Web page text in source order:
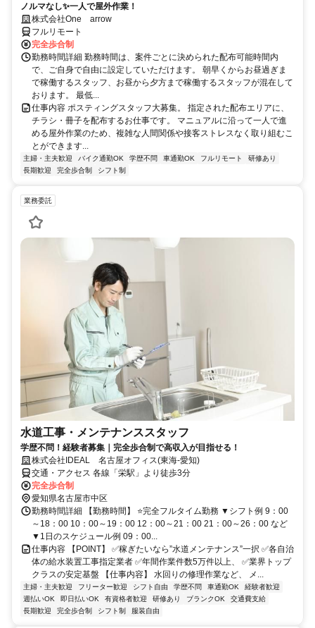
ノルマなし✨一人で屋外作業！
株式会社One arrow
フルリモート
完全歩合制
勤務時間詳細 勤務時間は、案件ごとに決められた配布可能時間内
で、ご自身で自由に設定していただけます。 朝早くからお昼過ぎま
で稼働するスタッフ、お昼から夕方まで稼働するスタッフが混在して
おります。 最低...
仕事内容 ポスティングスタッフ大募集。 指定された配布エリアに、
チラシ・冊子を配布するお仕事です。 マニュアルに沿って一人で進
める屋外作業のため、複雑な人間関係や接客ストレスなく取り組むこ
とができます...
主婦・主夫歓迎 バイク通勤OK 学歴不問 車通勤OK フルリモート
研修あり
長期歓迎
完全歩合制 シフト制
業務委託
水道工事・メンテナンススタッフ
学歴不問！経験者募集｜完全歩合制で高収入が目指せる！
株式会社IDEAL 名古屋オフィス(東海-愛知)
交通・アクセス 各線「栄駅」より徒歩3分
完全歩合制
愛知県名古屋市中区
勤務時間詳細 【勤務時間】 ⭐完全フルタイム勤務 ▼シフト例 9：00
～18：00 10：00～19：00 12：00～21：00 21：00～26：00 など
▼1日のスケジュール例 09：00...
仕事内容 【POINT】 ✅稼ぎたいなら”水道メンテナンス”一択 ✅各自治
体の給水装置工事指定業者 ✅年間作業件数5万件以上、 ✅業界トップ
クラスの安定基盤 【仕事内容】 水回りの修理作業など、 メ...
主婦・主夫歓迎 フリーター歓迎 シフト自由 学歴不問 車通勤OK
経験者歓迎
週払いOK
即日払いOK 有資格者歓迎 研修あり ブランクOK
交通費支給
長期歓迎
完全歩合制 シフト制 服装自由